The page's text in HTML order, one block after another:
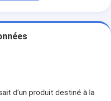
d'un produit destiné à la